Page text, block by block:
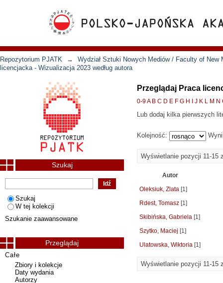
Repozytorium PJATK →
Wydział Sztuki Nowych Mediów / Faculty of New
licencjacka - Wizualizacja 2023 według autora
Przeglądaj Praca
0-9A B C D E F G H J K L M N
Lub dodaj kilka pierwszych
Kolejność:
Wyświetlanie pozycji 11-15
Autor
Oleksiuk, Zlata [1]
Rdest, Tomasz [1]
Skibińska, Gabriela [1]
Szytko, Maciej [1]
Ulatowska, Wiktoria [1]
Wyświetlanie pozycji 11-15
Szukaj
Szukaj
W tej kolekcji
Szukanie zaawansowane
Przeglądaj
Całe
Zbiory i kolekcje
Daty wydania
Autorzy